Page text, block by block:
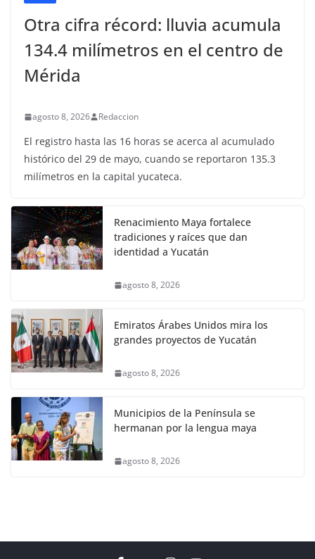
Otra cifra récord: lluvia acumula
134.4 milímetros en el centro de
Mérida
agosto 8, 2026 Redaccion
El registro hasta las 16 horas se acerca al acumulado
histórico del 29 de mayo, cuando se reportaron 135.3
milímetros en la capital yucateca.
Renacimiento Maya fortalece
tradiciones y raíces que dan
identidad a Yucatán
agosto 8, 2026
Emiratos Árabes Unidos mira los
grandes proyectos de Yucatán
agosto 8, 2026
Municipios de la Península se
hermanan por la lengua maya
agosto 8, 2026